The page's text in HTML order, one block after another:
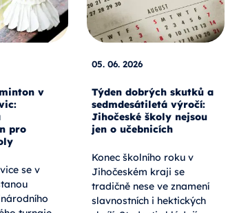
v
pro
se v
05. 06. 2026
Týden dobrých skutků a
sedmdesátiletá výročí:
Jihočeské školy nejsou
jen o učebnicích
Konec školního roku v
Jihočeském kraji se
tradičně nese ve znamení
slavnostních i hektických